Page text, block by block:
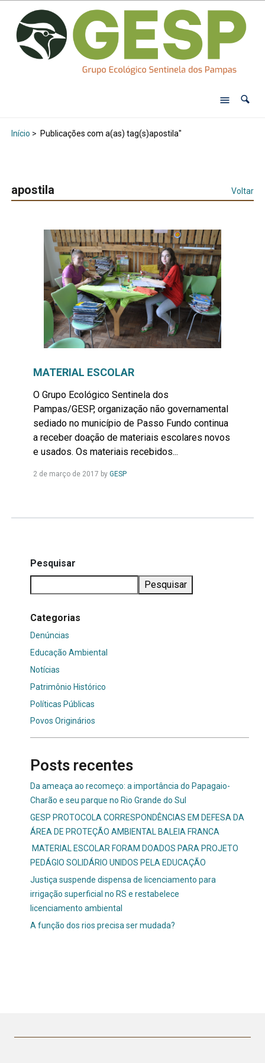
Início > Publicações com a(as) tag(s)apostila"
apostila Voltar
MATERIAL ESCOLAR
O Grupo Ecológico Sentinela dos
Pampas/GESP, organização não governamental
sediado no município de Passo Fundo continua
a receber doação de materiais escolares novos
e usados. Os materiais recebidos...
2 de março de 2017 by GESPLeia
Pesquisar
Pesquisar
Categorias
Denúncias
Educação Ambiental
Notícias
Patrimônio Histórico
Políticas Públicas
Povos Originários
Posts recentes
Da ameaça ao recomeço: a importância do Papagaio-
Charão e seu parque no Rio Grande do Sul
GESP PROTOCOLA CORRESPONDÊNCIAS EM DEFESA DA
ÁREA DE PROTEÇÃO AMBIENTAL BALEIA FRANCA
MATERIAL ESCOLAR FORAM DOADOS PARA PROJETO
PEDÁGIO SOLIDÁRIO UNIDOS PELA EDUCAÇÃO
Justiça suspende dispensa de licenciamento para
irrigação superficial no RS e restabelece
licenciamento ambiental
A função dos rios precisa ser mudada?